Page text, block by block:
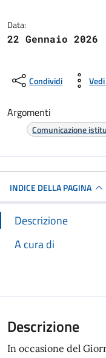
Data:
22 Gennaio 2026
Condividi
Argomenti
Comunicazione
INDICE DELLA PAGINA
Descrizione
A cura di
Descrizione
In occasione del